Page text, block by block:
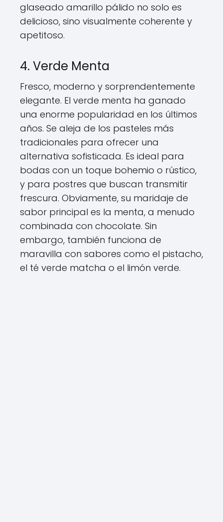
glaseado amarillo pálido no solo es
delicioso, sino visualmente coherente y
apetitoso.
4. Verde Menta
Fresco, moderno y sorprendentemente
elegante. El verde menta ha ganado
una enorme popularidad en los últimos
años. Se aleja de los pasteles más
tradicionales para ofrecer una
alternativa sofisticada. Es ideal para
bodas con un toque bohemio o rústico,
y para postres que buscan transmitir
frescura. Obviamente, su maridaje de
sabor principal es la menta, a menudo
combinada con chocolate. Sin
embargo, también funciona de
maravilla con sabores como el pistacho,
el té verde matcha o el limón verde.